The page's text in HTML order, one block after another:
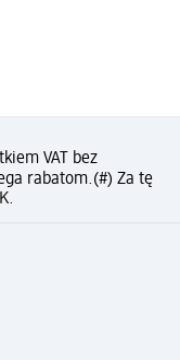
VAT bez
rabatom.(#) Za tę